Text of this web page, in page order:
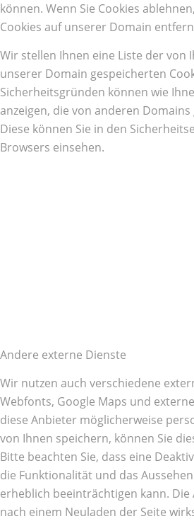
können. Wenn Sie Cookies
Cookies auf unserer Domain
Wir stellen Ihnen eine Liste der von
unserer Domain gespeicherten
Sicherheitsgründen können wie
anzeigen, die von anderen
Diese können Sie in den
Browsers einsehen.
Andere externe Dienste
Wir nutzen auch verschiedene
Webfonts, Google Maps und
diese Anbieter möglicherweise
von Ihnen speichern, können Sie
Bitte beachten Sie, dass eine
die Funktionalität und das
erheblich beeinträchtigen kann.
nach einem Neuladen der Seite